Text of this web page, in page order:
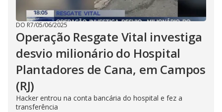
DO R7/05/06/2025
Operação Resgate Vital investiga
desvio milionário do Hospital
Plantadores de Cana, em Campos
(RJ)
Hacker entrou na conta bancária do hospital e fez a
transferência